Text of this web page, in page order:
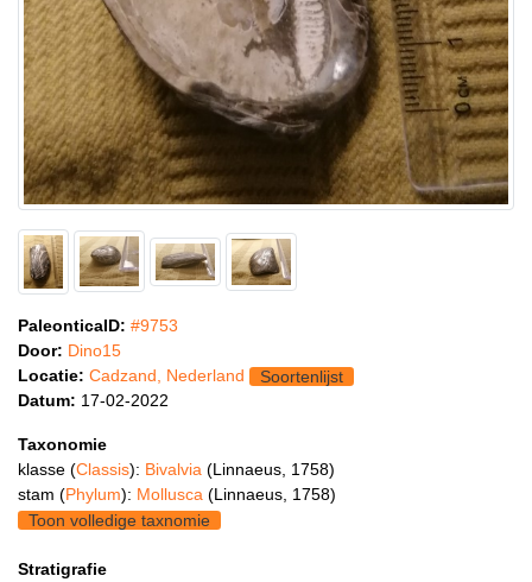
PaleonticaID: #9753
Door: Dino15
Locatie: Cadzand, Nederland
Soortenlijst
Datum: 17-02-2022
Taxonomie
klasse (Classis): Bivalvia (Linnaeus, 1758)
stam (Phylum): Mollusca (Linnaeus, 1758)
Toon volledige taxnomie
Stratigrafie